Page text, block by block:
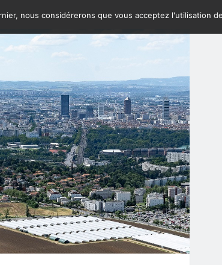
nous considérerons que vous acceptez l'utilisation